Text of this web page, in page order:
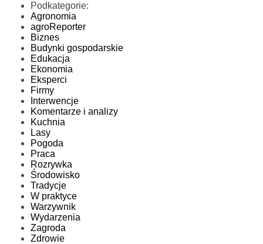
Podkategorie:
Agronomia
agroReporter
Biznes
Budynki gospodarskie
Edukacja
Ekonomia
Eksperci
Firmy
Interwencje
Komentarze i analizy
Kuchnia
Lasy
Pogoda
Praca
Rozrywka
Środowisko
Tradycje
W praktyce
Warzywnik
Wydarzenia
Zagroda
Zdrowie